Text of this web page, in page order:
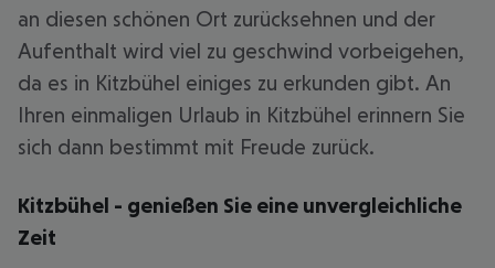
an diesen schönen Ort zurücksehnen und der
Aufenthalt wird viel zu geschwind vorbeigehen,
da es in Kitzbühel einiges zu erkunden gibt. An
Ihren einmaligen Urlaub in Kitzbühel erinnern Sie
sich dann bestimmt mit Freude zurück.
Kitzbühel - genießen Sie eine unvergleichliche
Zeit